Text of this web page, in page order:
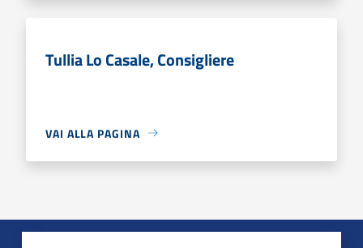
Tullia Lo Casale, Consigliere
VAI ALLA PAGINA